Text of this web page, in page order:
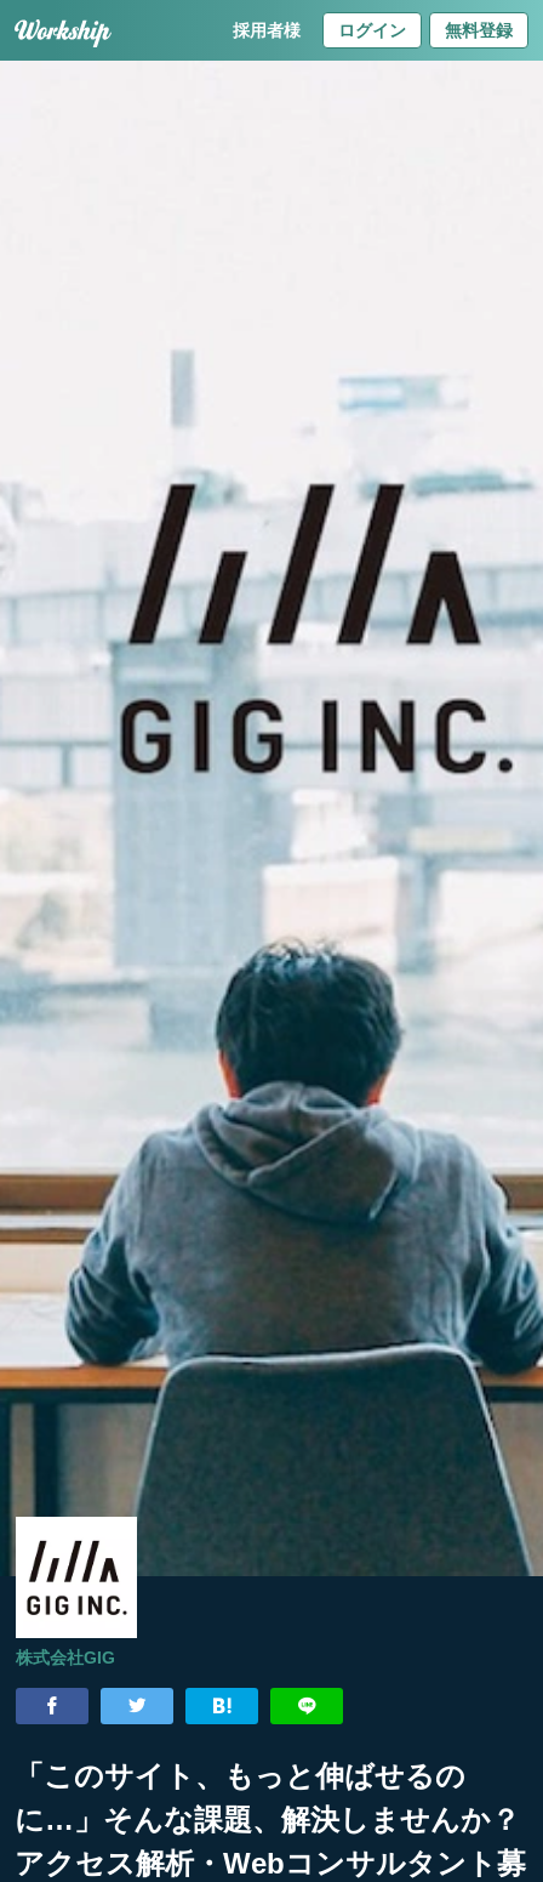
採用者様 ログイン 無料登録
株式会社GIG
「このサイト、もっと伸ばせるの
に…」そんな課題、解決しませんか？
アクセス解析・Webコンサルタント募